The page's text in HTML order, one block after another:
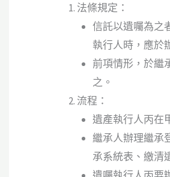
法條規定：
信託以遺囑為之
執行人時，應於
前項情形，於繼
之。
流程：
遺產執行人丙在
繼承人辦理繼承
承系統表、繳清